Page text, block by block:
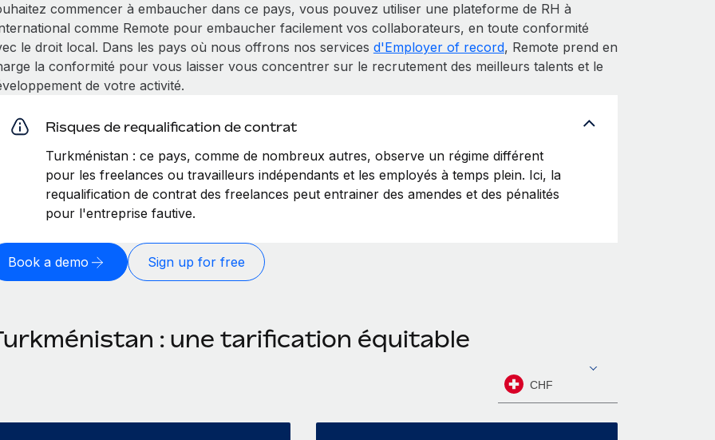
commencer à embaucher dans ce pays, vous pouvez utiliser une plateforme de RH à
comme Remote pour embaucher facilement vos collaborateurs, en toute conformité
le droit local. Dans les pays où nous offrons nos services d'Employer of record, Remote prend en
la conformité pour vous laisser vous concentrer sur le recrutement des meilleurs talents et le
de votre activité.
Risques de requalification de contrat
Turkménistan : ce pays, comme de nombreux autres, observe un régime différent
pour les freelances ou travailleurs indépendants et les employés à temps plein. Ici, la
requalification de contrat des freelances peut entrainer des amendes et des pénalités
pour l'entreprise fautive.
Book a demo Sign up for free
: une tarification équitable
CHF